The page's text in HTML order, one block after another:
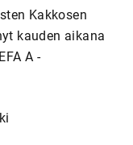
Kakkosen
kauden aikana
A -